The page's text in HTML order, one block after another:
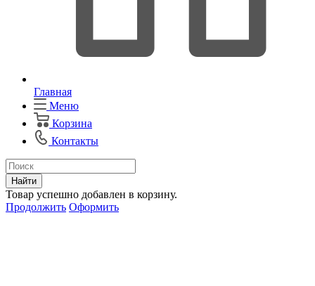
Главная
Меню
Корзина
Контакты
Найти
Товар успешно добавлен в корзину.
Продолжить Оформить